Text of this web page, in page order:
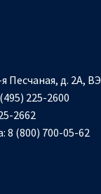
Песчаная, д. 2А,
225-2600
2662
8 (800) 700-05-62